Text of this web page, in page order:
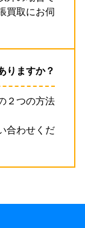
買取にお伺
りますか？
２つの方法
合わせくだ